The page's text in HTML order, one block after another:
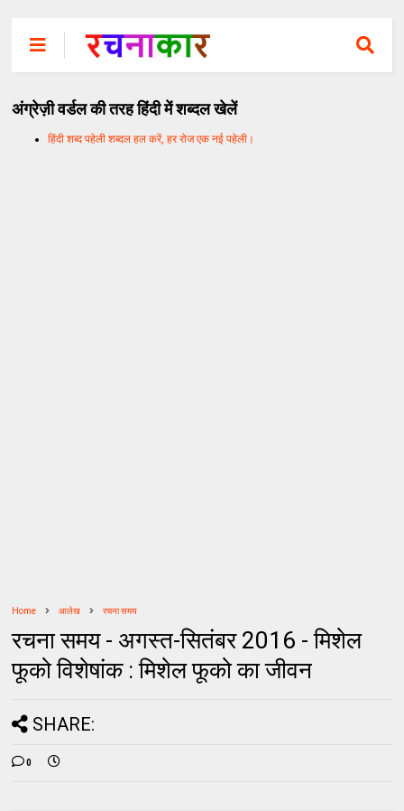
अंग्रेज़ी वर्डल की तरह हिंदी में शब्दल खेलें
हिंदी शब्द पहेली शब्दल हल करें, हर रोज एक नई पहेली।
Home आलेख रचना समय
रचना समय - अगस्त-सितंबर 2016 - मिशेल
फूको विशेषांक : मिशेल फूको का जीवन
SHARE:
0